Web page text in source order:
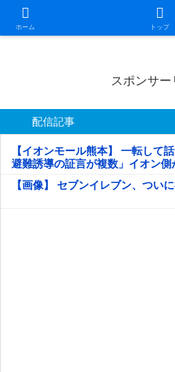
ホーム トップ
日本第一！ニュース録
スポンサー
配信記事
【イオンモール熊本】 一転して
避難誘導の証言が複数」イオン
疑い
【画像】 セブンイレブン、つい